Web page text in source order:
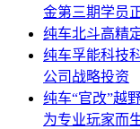
金第三期学员
纯车北斗高精
纯车孚能科技
公司战略投资
纯车“官改”越
为专业玩家而生